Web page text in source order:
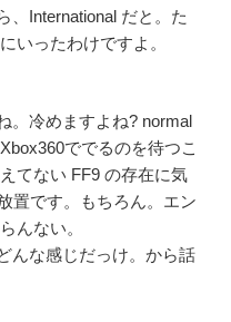
、International だと。た
いったわけですよ。
。冷めますよね? normal
ででるのを待つこ
てない FF9 の存在に気
置です。もちろん。エン
んない。
んな感じだっけ。から話